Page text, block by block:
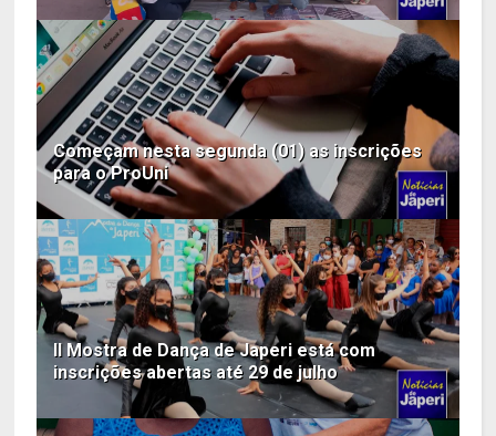
Começam nesta segunda (01) as inscrições
para o ProUni
II Mostra de Dança de Japeri está com
inscrições abertas até 29 de julho